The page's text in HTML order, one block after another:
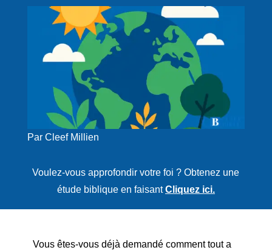
Par Cleef Millien
Voulez-vous approfondir votre foi ? Obtenez une
étude biblique en faisantCliquez ici.
Vous êtes-vous déjà demandé comment tout a